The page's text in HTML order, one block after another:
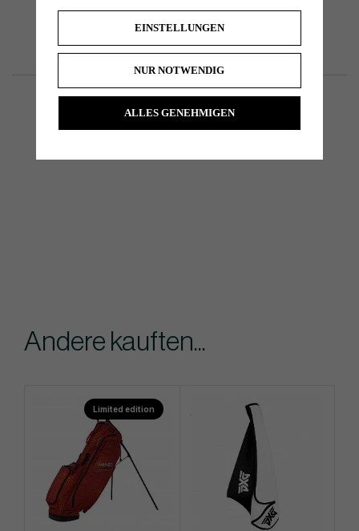
Andere kauften...
Limited edition
EINSTELLUNGEN
NUR NOTWENDIG
ALLES GENEHMIGEN